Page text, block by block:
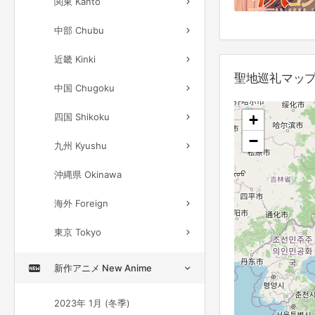
中部 Chubu
近畿 Kinki
中国 Chugoku
四国 Shikoku
九州 Kyushu
沖縄県 Okinawa
海外 Foreign
東京 Tokyo
新作アニメ New Anime
2023年 1月 (冬季)
聖地巡礼マッ
+
−